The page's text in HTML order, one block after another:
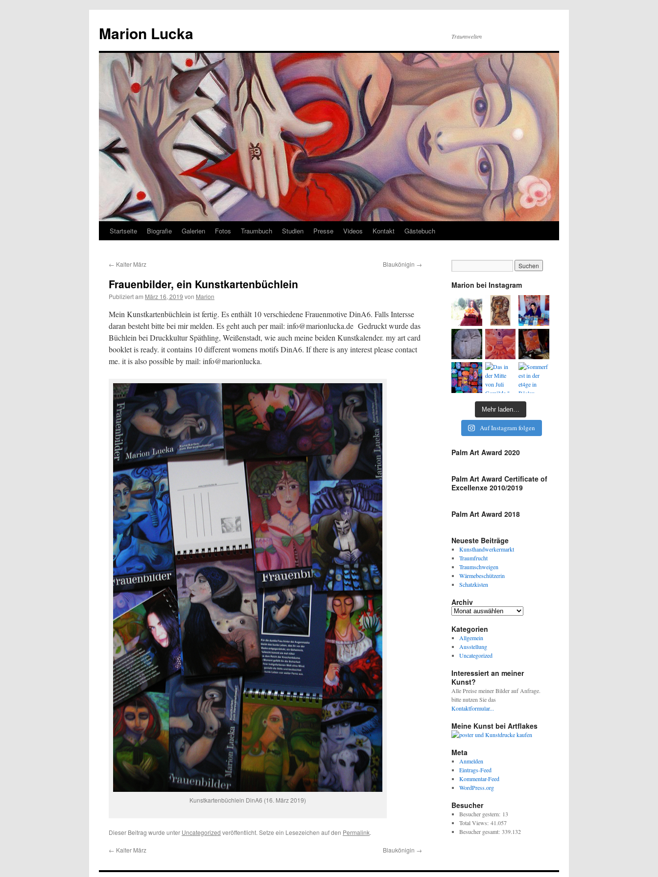
Marion Lucka Traumwelten
Zum
springen
Startseite Biografie Galerien Fotos Traumbuch Studien Presse Videos Kontakt Gästebuch
← Kalter März Blaukönigin →
Frauenbilder, ein Kunstkartenbüchlein
Publiziert am März 16, 2019 von Marion
Mein Kunstkartenbüchlein ist fertig. Es enthält 10 verschiedene Frauenmotive DinA6. Falls Intersse
daran besteht bitte bei mir melden. Es geht auch per mail: info@marionlucka.de Gedruckt wurde das
Büchlein bei Druckkultur Späthling, Weißenstadt, wie auch meine beiden Kunstkalender. my art card
booklet is ready. it contains 10 different womens motifs DinA6. If there is any interest please contact
me. it is also possible by mail: info@marionlucka.
Kunstkartenbüchlein DinA6 (16. März 2019)
Dieser Beitrag wurde unter Uncategorized veröffentlicht. Setze ein Lesezeichen auf den Permalink.
← Kalter März Blaukönigin →
Marion bei Instagram
Mehr laden…
Auf Instagram folgen
Palm Art Award 2020
Palm Art Award Certificate of
Excellenxe 2010/2019
Palm Art Award 2018
Neueste Beiträge
Kunsthandwerkermarkt
Traumfrucht
Traumschweigen
Wärmebeschützerin
Schatzkisten
Archiv
Archiv
Kategorien
Allgemein
Ausstellung
Uncategorized
Interessiert an meiner
Kunst?
Alle Preise meiner Bilder auf Anfrage.
bitte nutzen Sie das
Kontaktformular...
Meine Kunst bei Artflakes
Meta
Anmelden
Eintrags-Feed
Kommentar-Feed
WordPress.org
Besucher
Besucher gestern: 13
Total Views: 41.057
Besucher gesamt: 339.132